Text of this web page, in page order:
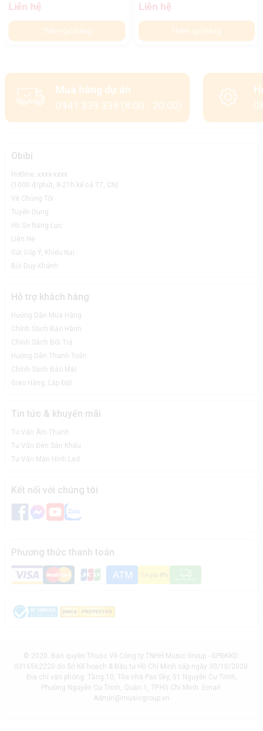
Liên hệ
Thêm giỏ hàng
Liên hệ
Thêm giỏ hàng
Mua hàng dự án
0941 339 339 (8:00 - 20:00)
Obibi
Hotline: xxxx-xxxx
(1000 đ/phút, 8-21h kể cả T7, CN)
Về Chúng Tôi
Tuyển Dụng
Hồ Sơ Năng Lực
Liên Hệ
Gửi Góp Ý, Khiếu Nại
Bùi Duy Khánh
Hỗ trợ khách hàng
Hướng Dẫn Mua Hàng
Chính Sách Bảo Hành
Chính Sách Đổi Trả
Hướng Dẫn Thanh Toán
Chính Sách Bảo Mật
Giao Hàng, Lắp Đặt
Tin tức & khuyến mãi
Tư Vấn Âm Thanh
Tư Vấn Đèn Sân Khấu
Tư Vấn Màn Hình Led
Kết nối với chúng tôi
Phương thức thanh toán
© 2020. Bản quyền Thuộc Về Công ty TNHH Music Group - GPĐKKD:
0316562220 do Sở Kế hoạch & Đầu tư Hồ Chí Minh cấp ngày 30/10/2020.
Địa chỉ văn phòng: Tầng 10, Tòa nhà Pax Sky, 51 Nguyễn Cư Trinh,
Phường Nguyễn Cư Trinh, Quận 1, TP.Hồ Chí Minh. Email:
Admin@musicgroup.vn